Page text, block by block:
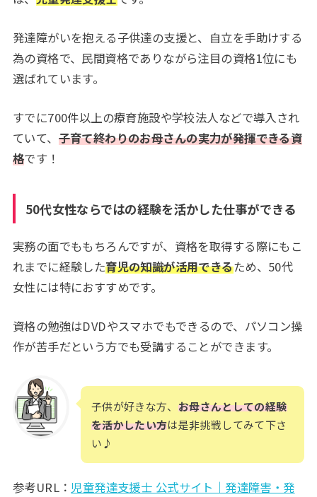
発達障がいを抱える子供達の支援と、自立を手助けする
為の資格で、民間資格でありながら注目の資格1位にも
選ばれています。
すでに700件以上の療育施設や学校法人などで導入され
ていて、 子育て終わりのお母さんの実力が発揮できる資
格です！
50代女性ならではの経験を活かした仕事ができる
実務の面でももちろんですが、資格を取得する際にもこ
れまでに経験した育児の知識が活用できるため、50代
女性には特におすすめです。
資格の勉強はDVDやスマホでもできるので、パソコン操
作が苦手だという方でも受講することができます。
子供が好きな方、 お母さんとしての経験
を活かしたい方は是非挑戦してみて下さ
い♪
参考URL： 児童発達支援士 公式サイト｜発達障害・発